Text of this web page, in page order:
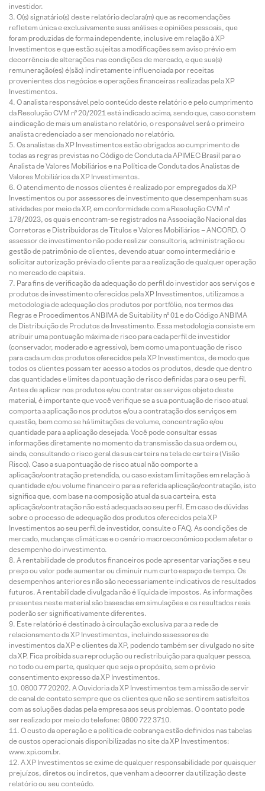
investidor.
O(s) signatário(s) deste relatório declara(m) que as recomendações
refletem única e exclusivamente suas análises e opiniões pessoais, que
foram produzidas de forma independente, inclusive em relação à XP
Investimentos e que estão sujeitas a modificações sem aviso prévio em
decorrência de alterações nas condições de mercado, e que sua(s)
remuneração(es) é(são) indiretamente influenciada por receitas
provenientes dos negócios e operações financeiras realizadas pela XP
Investimentos.
O analista responsável pelo conteúdo deste relatório e pelo cumprimento
da Resolução CVM nº 20/2021 está indicado acima, sendo que, caso constem
a indicação de mais um analista no relatório, o responsável será o primeiro
analista credenciado a ser mencionado no relatório.
Os analistas da XP Investimentos estão obrigados ao cumprimento de
todas as regras previstas no Código de Conduta da APIMEC Brasil para o
Analista de Valores Mobiliários e na Política de Conduta dos Analistas de
Valores Mobiliários da XP Investimentos.
O atendimento de nossos clientes é realizado por empregados da XP
Investimentos ou por assessores de investimento que desempenham suas
atividades por meio da XP, em conformidade com a Resolução CVM nº
178/2023, os quais encontram-se registrados na Associação Nacional das
Corretoras e Distribuidoras de Títulos e Valores Mobiliários – ANCORD. O
assessor de investimento não pode realizar consultoria, administração ou
gestão de patrimônio de clientes, devendo atuar como intermediário e
solicitar autorização prévia do cliente para a realização de qualquer operação
no mercado de capitais.
Para fins de verificação da adequação do perfil do investidor aos serviços e
produtos de investimento oferecidos pela XP Investimentos, utilizamos a
metodologia de adequação dos produtos por portfólio, nos termos das
Regras e Procedimentos ANBIMA de Suitability nº 01 e do Código ANBIMA
de Distribuição de Produtos de Investimento. Essa metodologia consiste em
atribuir uma pontuação máxima de risco para cada perfil de investidor
(conservador, moderado e agressivo), bem como uma pontuação de risco
para cada um dos produtos oferecidos pela XP Investimentos, de modo que
todos os clientes possam ter acesso a todos os produtos, desde que dentro
das quantidades e limites da pontuação de risco definidas para o seu perfil.
Antes de aplicar nos produtos e/ou contratar os serviços objeto deste
material, é importante que você verifique se a sua pontuação de risco atual
comporta a aplicação nos produtos e/ou a contratação dos serviços em
questão, bem como se há limitações de volume, concentração e/ou
quantidade para a aplicação desejada. Você pode consultar essas
informações diretamente no momento da transmissão da sua ordem ou,
ainda, consultando o risco geral da sua carteira na tela de carteira (Visão
Risco). Caso a sua pontuação de risco atual não comporte a
aplicação/contratação pretendida, ou caso existam limitações em relação à
quantidade e/ou volume financeiro para a referida aplicação/contratação, isto
significa que, com base na composição atual da sua carteira, esta
aplicação/contratação não está adequada ao seu perfil. Em caso de dúvidas
sobre o processo de adequação dos produtos oferecidos pela XP
Investimentos ao seu perfil de investidor, consulte o FAQ. As condições de
mercado, mudanças climáticas e o cenário macroeconômico podem afetar o
desempenho do investimento.
A rentabilidade de produtos financeiros pode apresentar variações e seu
preço ou valor pode aumentar ou diminuir num curto espaço de tempo. Os
desempenhos anteriores não são necessariamente indicativos de resultados
futuros. A rentabilidade divulgada não é líquida de impostos. As informações
presentes neste material são baseadas em simulações e os resultados reais
poderão ser significativamente diferentes.
Este relatório é destinado à circulação exclusiva para a rede de
relacionamento da XP Investimentos, incluindo assessores de
investimentos da XP e clientes da XP, podendo também ser divulgado no site
da XP. Fica proibida sua reprodução ou redistribuição para qualquer pessoa,
no todo ou em parte, qualquer que seja o propósito, sem o prévio
consentimento expresso da XP Investimentos.
0800 77 20202. A Ouvidoria da XP Investimentos tem a missão de servir
de canal de contato sempre que os clientes que não se sentirem satisfeitos
com as soluções dadas pela empresa aos seus problemas. O contato pode
ser realizado por meio do telefone: 0800 722 3710.
O custo da operação e a política de cobrança estão definidos nas tabelas
de custos operacionais disponibilizadas no site da XP Investimentos:
www.xpi.com.br.
A XP Investimentos se exime de qualquer responsabilidade por quaisquer
prejuízos, diretos ou indiretos, que venham a decorrer da utilização deste
relatório ou seu conteúdo.